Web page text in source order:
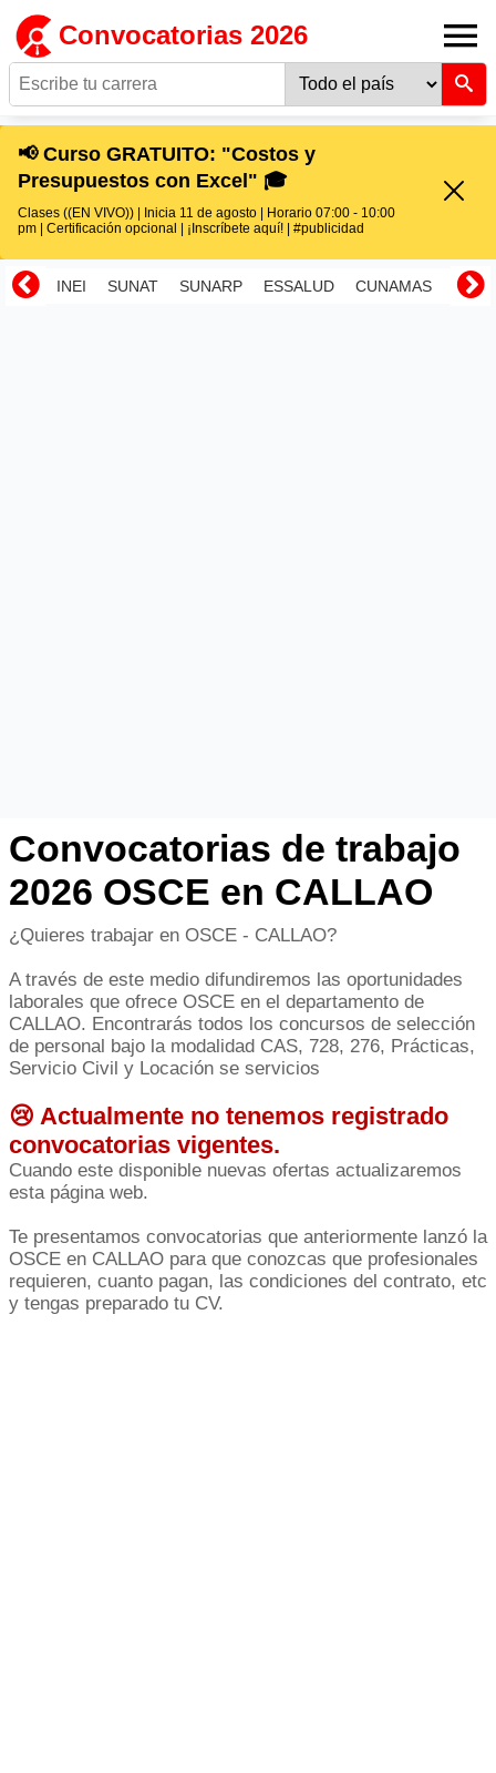
Convocatorias 2026
📢 Curso GRATUITO: "Costos y
Presupuestos con Excel" 🎓
Clases ((EN VIVO)) | Inicia 11 de agosto | Horario 07:00 - 10:00
pm | Certificación opcional | ¡Inscríbete aquí! | #publicidad
INEI SUNAT SUNARP ESSALUD CUNAMAS
Convocatorias de trabajo
2026 OSCE en CALLAO
¿Quieres trabajar en OSCE - CALLAO?
A través de este medio difundiremos las oportunidades
laborales que ofrece OSCE en el departamento de
CALLAO. Encontrarás todos los concursos de selección
de personal bajo la modalidad CAS, 728, 276, Prácticas,
Servicio Civil y Locación se servicios
😢 Actualmente no tenemos registrado
convocatorias vigentes.
Cuando este disponible nuevas ofertas actualizaremos
esta página web.
Te presentamos convocatorias que anteriormente lanzó la
OSCE en CALLAO para que conozcas que profesionales
requieren, cuanto pagan, las condiciones del contrato, etc
y tengas preparado tu CV.